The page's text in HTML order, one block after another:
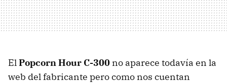
ElPopcorn Hour C-300 no aparece todavía en la
web del fabricante pero como nos cuentan